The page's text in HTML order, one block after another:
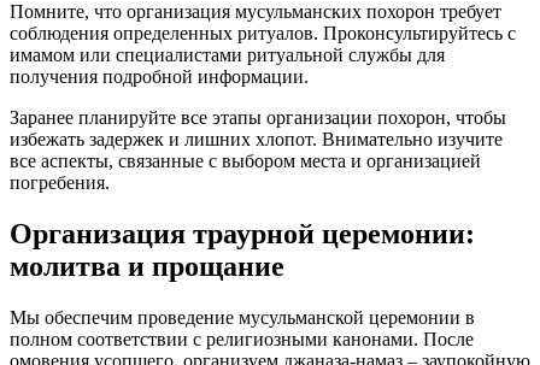
Помните, что организация мусульманских похорон требует
соблюдения определенных ритуалов. Проконсультируйтесь с
имамом или специалистами ритуальной службы для
получения подробной информации.
Заранее планируйте все этапы организации похорон, чтобы
избежать задержек и лишних хлопот. Внимательно изучите
все аспекты, связанные с выбором места и организацией
погребения.
Организация траурной церемонии:
молитва и прощание
Мы обеспечим проведение мусульманской церемонии в
полном соответствии с религиозными канонами. После
омовения усопшего, организуем джаназа-намаз – заупокойную